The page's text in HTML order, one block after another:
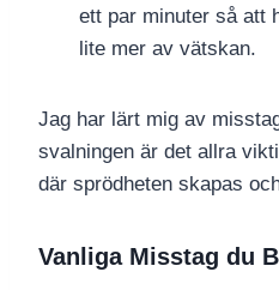
ett par minuter så att
lite mer av vätskan.
Jag har lärt mig av
svalningen är det allra
där sprödheten skapas
Vanliga Misstag du